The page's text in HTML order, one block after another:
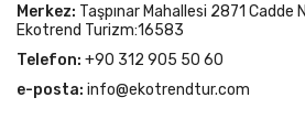
Merkez: Taşpınar Mahallesi 2871 Cadde
Ekotrend Turizm:16583
Telefon: +90 312 905 50 60
e-posta: info@ekotrendtur.com